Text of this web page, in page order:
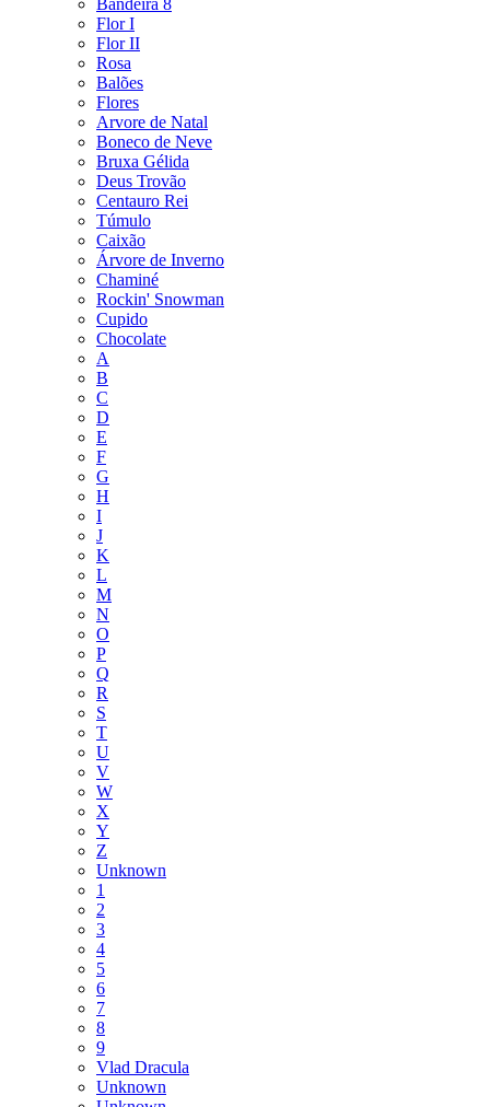
Bandeira 8
Flor I
Flor II
Rosa
Balões
Flores
Arvore de Natal
Boneco de Neve
Bruxa Gélida
Deus Trovão
Centauro Rei
Túmulo
Caixão
Árvore de Inverno
Chaminé
Rockin' Snowman
Cupido
Chocolate
A
B
C
D
E
F
G
H
I
J
K
L
M
N
O
P
Q
R
S
T
U
V
W
X
Y
Z
Unknown
1
2
3
4
5
6
7
8
9
Vlad Dracula
Unknown